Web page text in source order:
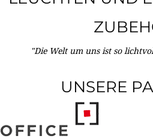
"Die Welt um uns ist so
UNSERE